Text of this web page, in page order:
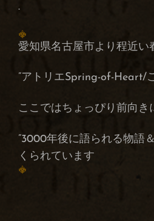
.
愛知県名古屋市より程近い
”アトリエSpring-of-Heart/
ここではちょっぴり前向き
”3000年後に語られる物語
くられています